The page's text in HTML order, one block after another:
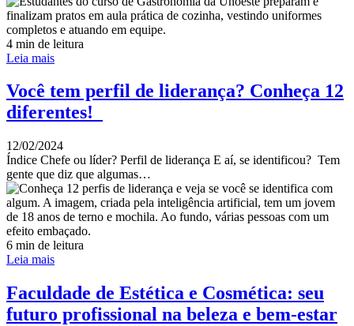
4 min de leitura
Leia mais
Você tem perfil de liderança? Conheça 12
diferentes!
12/02/2024
Índice Chefe ou líder? Perfil de liderança E aí, se identificou? Tem
gente que diz que algumas…
6 min de leitura
Leia mais
Faculdade de Estética e Cosmética: seu
futuro profissional na beleza e bem-estar